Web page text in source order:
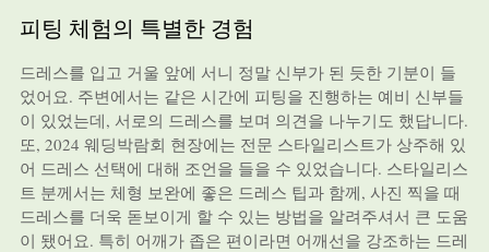
피팅 체험의 특별한 경험
드레스를 입고 거울 앞에 서니 정말 신부가 된 듯한 기분이 들
었어요. 주변에서는 같은 시간에 피팅을 진행하는 예비 신부들
이 있었는데, 서로의 드레스를 보며 의견을 나누기도 했답니다.
또, 2024 웨딩박람회 현장에는 전문 스타일리스트가 상주해 있
어 드레스 선택에 대해 조언을 들을 수 있었습니다. 스타일리스
트 분께서는 체형 보완에 좋은 드레스 팁과 함께, 사진 찍을 때
드레스를 더욱 돋보이게 할 수 있는 방법을 알려주셔서 큰 도움
이 됐어요. 특히 어깨가 좁은 편이라면 어깨선을 강조하는 드레